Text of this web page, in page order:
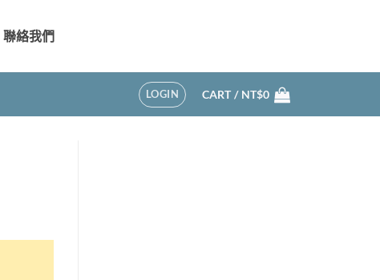
聯絡我們
LOGIN CART / NT$0